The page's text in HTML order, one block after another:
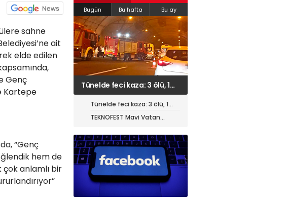
sahne
ait
elde edilen
Genç
Kartepe
“Genç
hem de
çok anlamlı bir
Bugün
Bu hafta Bu ay
TEKNOFEST Mavi Vatan
öncesi toplantı yapıldı
Tünelde feci kaza: 3 ölü, 1
ağır yaralı
TEKNOFEST Mavi Vatan